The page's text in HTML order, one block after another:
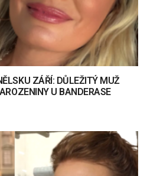
ZÁŘÍ: DŮLEŽITÝ MUŽ
U BANDERASE